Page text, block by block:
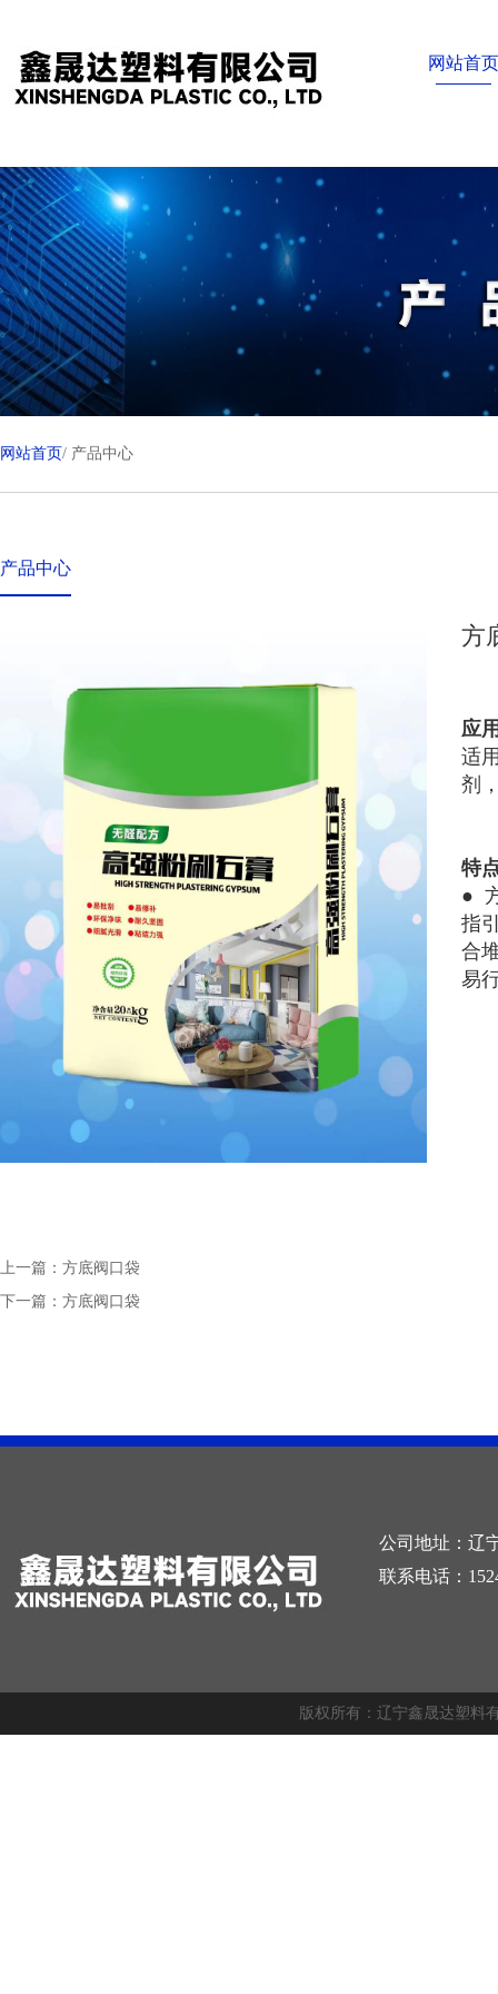
网站首页
网站首页/ 产品中心
产品中心
方
应
适
剂
特
●
指
合
易
上一篇： 方底阀口袋
下一篇： 方底阀口袋
公司地址：辽
联系电话：
版权所有：辽宁鑫晟达塑